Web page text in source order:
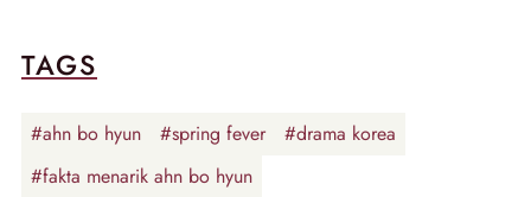
TAGS
#ahn bo hyun #spring fever
#drama korea
#fakta menarik ahn bo hyun